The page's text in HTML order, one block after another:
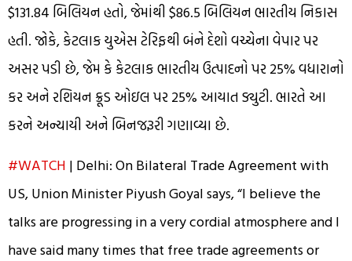
$131.84 બિલિયન હતો, જેમાંથી $86.5 બિલિયન ભારતીય નિકાસ
હતી. જોકે, કેટલાક યુએસ ટેરિફથી બંને દેશો વચ્ચેના વેપાર પર
અસર પડી છે, જેમ કે કેટલાક ભારતીય ઉત્પાદનો પર 25% વધારાનો
કર અને રશિયન ક્રૂડ ઓઇલ પર 25% આયાત ડ્યુટી. ભારતે આ
કરને અન્યાયી અને બિનજરૂરી ગણાવ્યા છે.
#WATCH | Delhi: On Bilateral Trade Agreement with
US, Union Minister Piyush Goyal says, “I believe the
talks are progressing in a very cordial atmosphere and I
have said many times that free trade agreements or